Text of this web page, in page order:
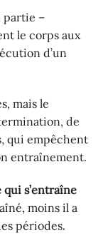
partie –
le corps aux
d’un
mais le
de
qui empêchent
entraînement.
s’entraîne
moins il a
périodes.